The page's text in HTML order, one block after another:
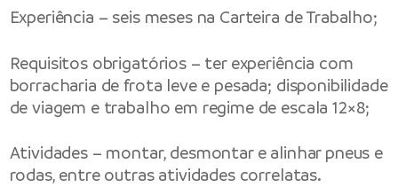
Experiência – seis meses na Carteira de Trabalho;
Requisitos obrigatórios – ter experiência com
borracharia de frota leve e pesada; disponibilidade
de viagem e trabalho em regime de escala 12×8;
Atividades – montar, desmontar e alinhar pneus e
rodas, entre outras atividades correlatas.